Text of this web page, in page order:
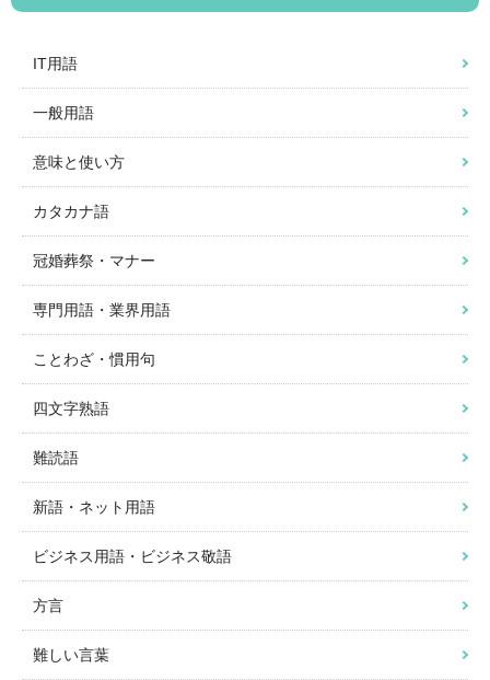
IT用語
一般用語
意味と使い方
カタカナ語
冠婚葬祭・マナー
専門用語・業界用語
ことわざ・慣用句
四文字熟語
難読語
新語・ネット用語
ビジネス用語・ビジネス敬語
方言
難しい言葉